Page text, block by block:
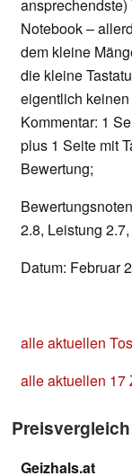
Notebook –
dem kleine
die kleine
eigentlich
Kommentar: 1
plus 1 Seite mit
Bewertung;
2.8, Leistung
Datum: Februar
alle aktuellen
alle aktuellen 17
Preisvergleich
Geizhals.at